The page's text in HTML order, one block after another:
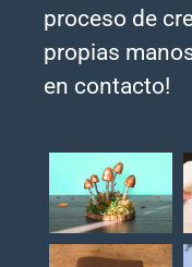
proceso de
propias
en contacto!